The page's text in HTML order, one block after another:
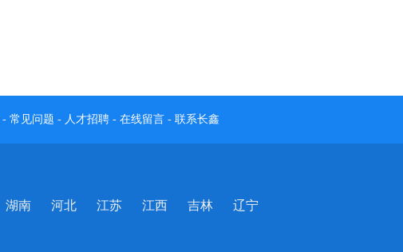
- 常见问题 - 人才招聘 - 在线留言 - 联系长鑫
湖南 河北 江苏 江西 吉林 辽宁